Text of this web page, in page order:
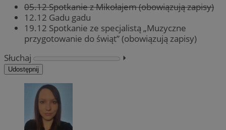
05.12 Spotkanie z Mikołajem (obowiązują zapisy)
12.12 Gadu gadu
19.12 Spotkanie ze specjalistą „Muzyczne
przygotowanie do świąt” (obowiązują zapisy)
Słuchaj
⏵︎
Udostępnij